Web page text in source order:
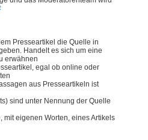
Presseartikel die Quelle in
Handelt es sich um eine
erwähnen
egal ob online oder
aus Presseartikeln ist
sind unter Nennung der Quelle
mit eigenen Worten, eines Artikels